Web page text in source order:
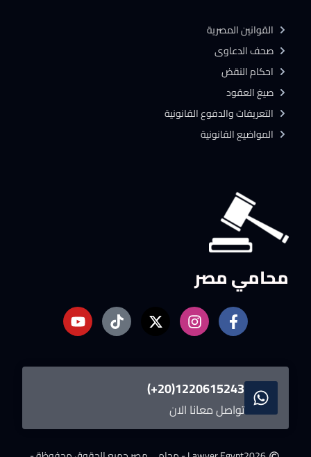
محامي مصر
1220615243(20+)
تواصل معانا الان
القوانين المصرية
صحف الدعاوى
احكام النقض
صيغ العقود
التعريفات والدفوع القانونية
المواضيع القانونية